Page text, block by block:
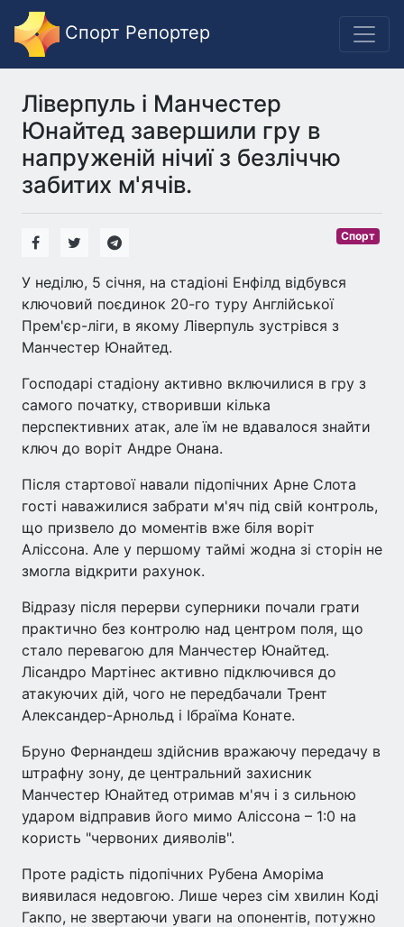
Спорт Репортер
Ліверпуль і Манчестер
Юнайтед завершили гру в
напруженій нічиї з безліччю
забитих м'ячів.
Спорт
У неділю, 5 січня, на стадіоні Енфілд відбувся
ключовий поєдинок 20-го туру Англійської
Прем'єр-ліги, в якому Ліверпуль зустрівся з
Манчестер Юнайтед.
Господарі стадіону активно включилися в гру з
самого початку, створивши кілька
перспективних атак, але їм не вдавалося знайти
ключ до воріт Андре Онана.
Після стартової навали підопічних Арне Слота
гості наважилися забрати м'яч під свій контроль,
що призвело до моментів вже біля воріт
Аліссона. Але у першому таймі жодна зі сторін не
змогла відкрити рахунок.
Відразу після перерви суперники почали грати
практично без контролю над центром поля, що
стало перевагою для Манчестер Юнайтед.
Лісандро Мартінес активно підключився до
атакуючих дій, чого не передбачали Трент
Александер-Арнольд і Ібраїма Конате.
Бруно Фернандеш здійснив вражаючу передачу в
штрафну зону, де центральний захисник
Манчестер Юнайтед отримав м'яч і з сильною
ударом відправив його мимо Аліссона – 1:0 на
користь "червоних дияволів".
Проте радість підопічних Рубена Аморіма
виявилася недовгою. Лише через сім хвилин Коді
Гакпо, не звертаючи уваги на опонентів, потужно